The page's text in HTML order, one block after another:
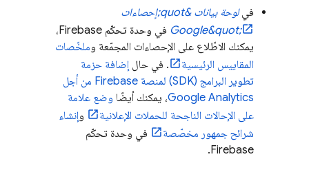
في
لوحة بيانات &quot;إحصاءات
Google&quot; في وحدة تحكّم Firebase،
يمكنك الاطّلاع على الإحصاءات المجمّعة وملخّصات
المقاييس الرئيسية
. في حال إضافة حزمة
تطوير البرامج (SDK) لمنصة Firebase من أجل
Google Analytics، يمكنك أيضًا وضع علامة
على الإحالات الناجحة للحملات الإعلانية
وإنشاء
شرائح جمهور مخصّصة
في وحدة تحكّم
Firebase
.